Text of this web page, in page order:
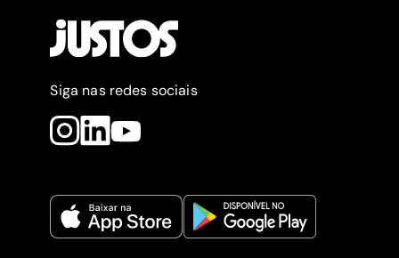
Siga nas redes sociais